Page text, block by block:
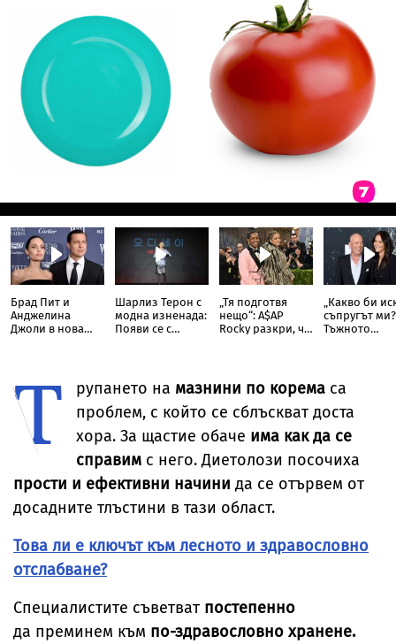
Брад Пит и
Анджелина
Джоли в нова
Шарлиз Терон с
модна изненада:
Появи се с
„Тя подготвя
нещо“: A$AP
Rocky разкри, че
„Какво би
съпругът
Тъжното
Т рупането на мазнини по корема са
проблем, с който се сблъскват доста
хора. За щастие обаче има как да се
справим с него. Диетолози посочиха
прости и ефективни начини да се отървем от
досадните тлъстини в тази област.
Това ли е ключът към лесното и здравословно
отслабване?
Специалистите съветват постепенно
да преминем към по-здравословно хранене.